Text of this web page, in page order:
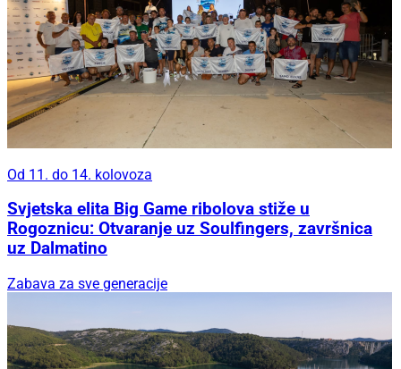
Od 11. do 14. kolovoza
Svjetska elita Big Game ribolova stiže u
Rogoznicu: Otvaranje uz Soulfingers, završnica
uz Dalmatino
Zabava za sve generacije